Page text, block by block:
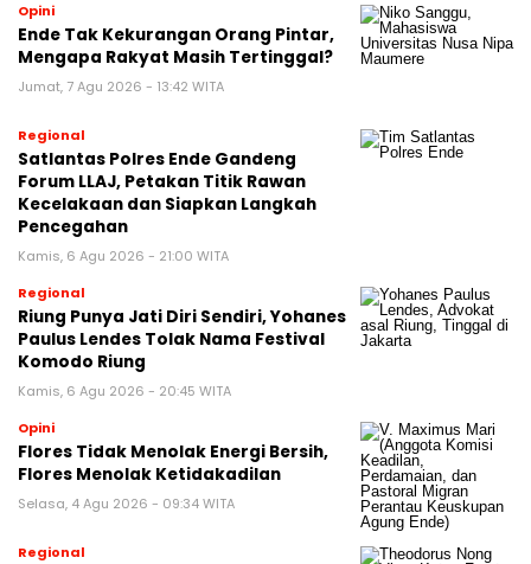
Opini
Ende Tak Kekurangan Orang Pintar,
Mengapa Rakyat Masih Tertinggal?
Jumat, 7 Agu 2026 - 13:42 WITA
Regional
Satlantas Polres Ende Gandeng
Forum LLAJ, Petakan Titik Rawan
Kecelakaan dan Siapkan Langkah
Pencegahan
Kamis, 6 Agu 2026 - 21:00 WITA
Regional
Riung Punya Jati Diri Sendiri, Yohanes
Paulus Lendes Tolak Nama Festival
Komodo Riung
Kamis, 6 Agu 2026 - 20:45 WITA
Opini
Flores Tidak Menolak Energi Bersih,
Flores Menolak Ketidakadilan
Selasa, 4 Agu 2026 - 09:34 WITA
Regional